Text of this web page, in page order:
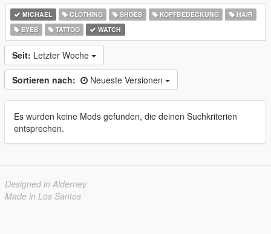
MICHAEL CLOTHING SHOES KOPFBEDECKUNG
HAIR
EYES
TATTOO WATCH
Seit: Letzter Woche
Sortieren nach: Neueste Versionen
Es wurden keine Mods gefunden, die deinen Suchkriterien
entsprechen.
Designed in Alderney
Made in Los Santos